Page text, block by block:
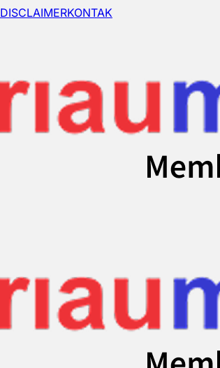
DISCLAIMERKONTAK